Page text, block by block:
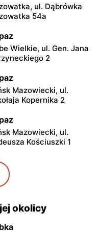
ul. Dąbrówka
54a
Wielkie, ul. Gen. Jana
2
Mazowiecki, ul.
Kopernika 2
Mazowiecki, ul.
Kościuszki 1
Mazowiecki, ul.
Mireckiego 15
ul. Handlowa 14
okolicy